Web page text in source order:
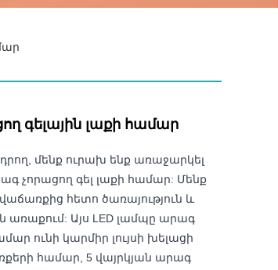
գելային լաքի համար
մենք ուրախ ենք առաջարկել
չորացող գել լաքի համար: Մենք
հետո ծառայություն և
Այս LED լամպը արագ
ունի կարմիր լույսի խելացի
համար, 5 վայրկյան արագ